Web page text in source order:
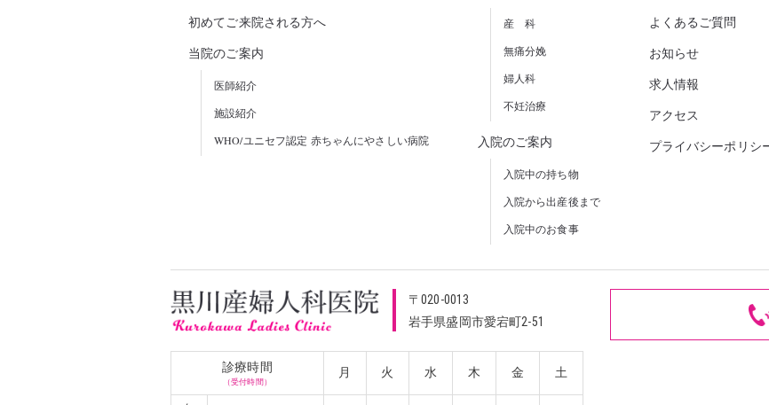
初めてご来院される方へ
当院のご案内
医師紹介
施設紹介
WHO/ユニセフ認定 赤ちゃんにやさしい病院
産 科
無痛分娩
婦人科
不妊治療
入院のご案内
入院中の持ち物
入院から出産後まで
入院中のお食事
よくあるご質問
お知らせ
求人情報
アクセス
プライバシーポリシ
〒020-0013
岩手県盛岡市愛宕町2-51
診療時間
（受付時間）
月 火 水 木 金 土